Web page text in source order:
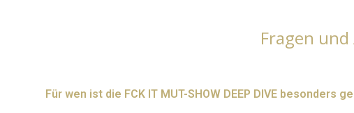
Fragen
Für wen ist die FCK IT MUT-SHOW DEEP DIVE besonders